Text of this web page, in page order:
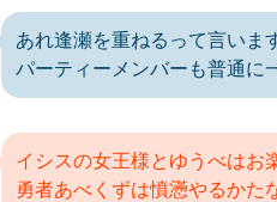
あれ逢瀬を重ねるって言いま
パーティーメンバーも普通に
イシスの女王様とゆうべはお
勇者あべくずは憤懣やるかた